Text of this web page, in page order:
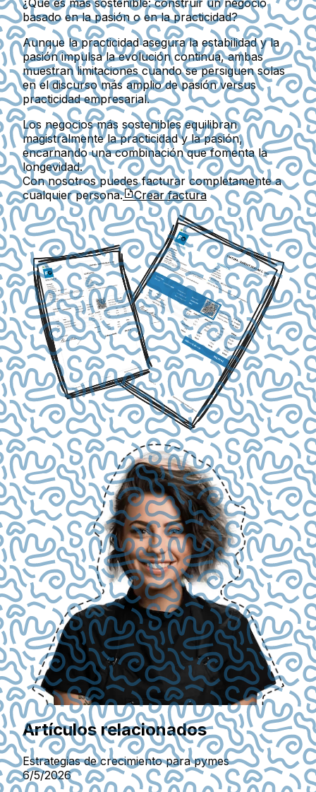
¿Qué es más sostenible: construir un negocio
basado en la pasión o en la practicidad?
Aunque la practicidad asegura la estabilidad y la
pasión impulsa la evolución continua, ambas
muestran limitaciones cuando se persiguen solas
en el discurso más amplio de pasión versus
practicidad empresarial.
Los negocios más sostenibles equilibran
magistralmente la practicidad y la pasión,
encarnando una combinación que fomenta la
longevidad.
Con nosotros puedes facturar completamente a
cualquier persona.
Crear factura
Artículos relacionados
Estrategias de crecimiento para pymes
6/5/2026